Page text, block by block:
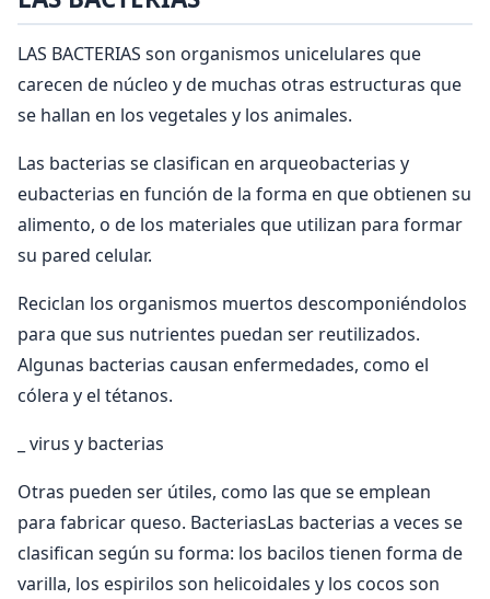
LAS BACTERIAS son organismos unicelulares que
carecen de núcleo y de muchas otras estructuras que
se hallan en los vegetales y los animales.
Las bacterias se clasifican en arqueobacterias y
eubacterias en función de la forma en que obtienen su
alimento, o de los materiales que utilizan para formar
su pared celular.
Reciclan los organismos muertos descomponiéndolos
para que sus nutrientes puedan ser reutilizados.
Algunas bacterias causan enfermedades, como el
cólera y el tétanos.
_ virus y bacterias
Otras pueden ser útiles, como las que se emplean
para fabricar queso. BacteriasLas bacterias a veces se
clasifican según su forma: los bacilos tienen forma de
varilla, los espirilos son helicoidales y los cocos son